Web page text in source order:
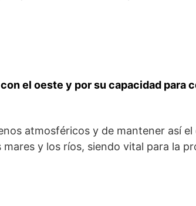
el oeste y por su ‌capacidad para
atmosféricos y de mantener así
y los⁤ ríos, siendo vital para‌ la